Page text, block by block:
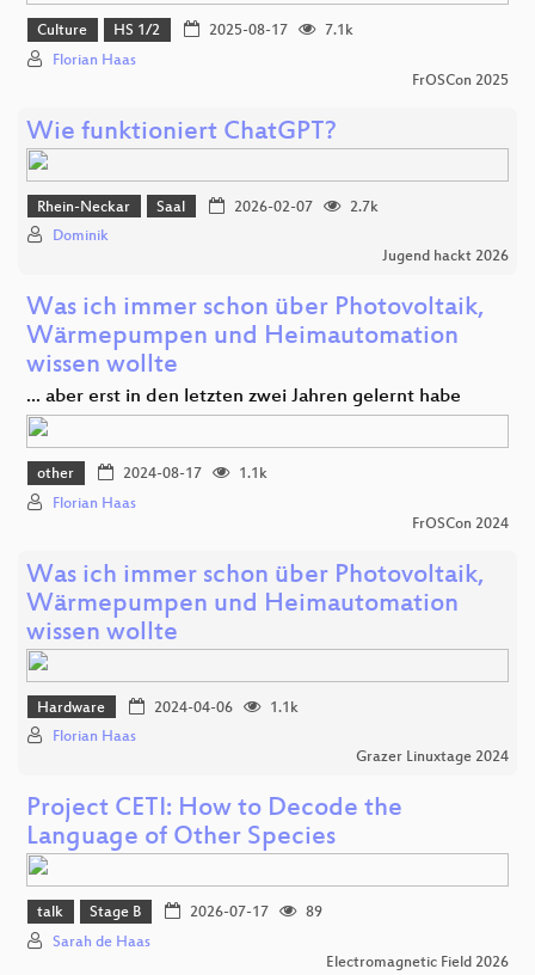
Culture HS 1/2 2025-08-17
7.1k
Florian Haas
FrOSCon 2025
Wie funktioniert ChatGPT?
Rhein-Neckar Saal 2026-02-07
2.7k
Dominik
Jugend hackt 2026
Was ich immer schon über Photovoltaik,
Wärmepumpen und Heimautomation
wissen wollte
... aber erst in den letzten zwei Jahren gelernt habe
other 2024-08-17
1.1k
Florian Haas
FrOSCon 2024
Was ich immer schon über Photovoltaik,
Wärmepumpen und Heimautomation
wissen wollte
Hardware 2024-04-06
1.1k
Florian Haas
Grazer Linuxtage 2024
Project CETI: How to Decode the
Language of Other Species
talk Stage B 2026-07-17
89
Sarah de Haas
Electromagnetic Field 2026